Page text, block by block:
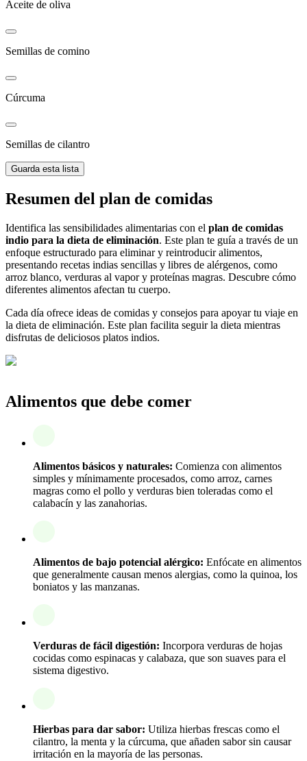
Aceite de oliva
Semillas de comino
Cúrcuma
Semillas de cilantro
Guarda esta lista
Resumen del plan de comidas
Identifica las sensibilidades alimentarias con el plan de comidas
indio para la dieta de eliminación. Este plan te guía a través de un
enfoque estructurado para eliminar y reintroducir alimentos,
presentando recetas indias sencillas y libres de alérgenos, como
arroz blanco, verduras al vapor y proteínas magras. Descubre cómo
diferentes alimentos afectan tu cuerpo.
Cada día ofrece ideas de comidas y consejos para apoyar tu viaje en
la dieta de eliminación. Este plan facilita seguir la dieta mientras
disfrutas de deliciosos platos indios.
Alimentos que debe comer
Alimentos básicos y naturales: Comienza con alimentos
simples y mínimamente procesados, como arroz, carnes
magras como el pollo y verduras bien toleradas como el
calabacín y las zanahorias.
Alimentos de bajo potencial alérgico: Enfócate en alimentos
que generalmente causan menos alergias, como la quinoa, los
boniatos y las manzanas.
Verduras de fácil digestión: Incorpora verduras de hojas
cocidas como espinacas y calabaza, que son suaves para el
sistema digestivo.
Hierbas para dar sabor: Utiliza hierbas frescas como el
cilantro, la menta y la cúrcuma, que añaden sabor sin causar
irritación en la mayoría de las personas.